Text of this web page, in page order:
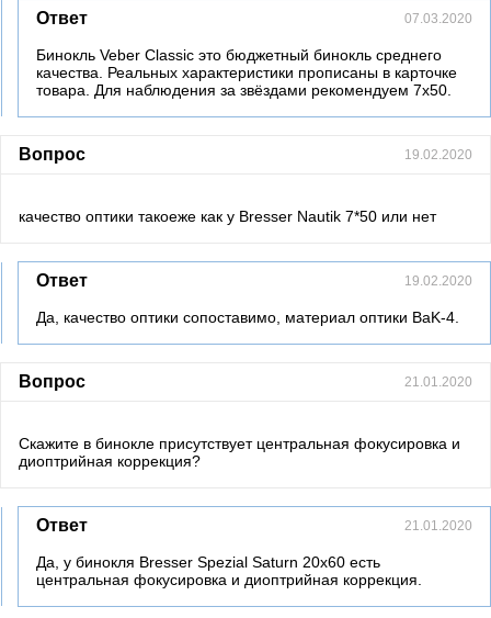
Ответ 07.03.2020
Бинокль Veber Classic это бюджетный бинокль среднего
качества. Реальных характеристики прописаны в карточке
товара. Для наблюдения за звёздами рекомендуем 7х50.
Вопрос 19.02.2020
качество оптики такоеже как у Bresser Nautik 7*50 или нет
Ответ 19.02.2020
Да, качество оптики сопоставимо, материал оптики BaK-4.
Вопрос 21.01.2020
Скажите в бинокле присутствует центральная фокусировка и
диоптрийная коррекция?
Ответ 21.01.2020
Да, у бинокля Bresser Spezial Saturn 20x60 есть
центральная фокусировка и диоптрийная коррекция.